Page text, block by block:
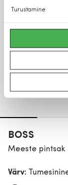
Turustamine
BOSS
Meeste pintsak
Värv: